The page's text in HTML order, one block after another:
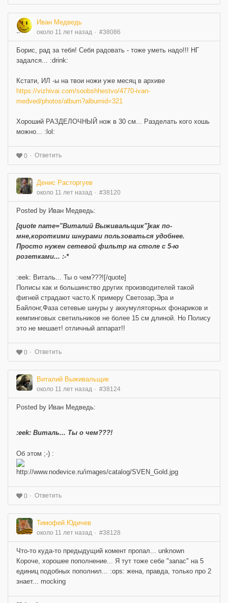
Иван Медведь
около 11 лет назад #38086
Борис, рад за тебя! Себя радовать - тоже уметь надо!!! НГ
задался... :drink:
Кстати, ИЛ -ы на твои ножи уже месяц в архиве
https://vizhivai.com/soobshhestvo/4770-ivan-
medved/photos/album?albumid=321
Хороший РАЗДЕЛОЧНЫЙ нож в 30 см... Разделать кого хошь
можно... :lol:
0 Ответить
Денис Расторгуев
около 11 лет назад #38120
Posted by Иван Медведь:
[quote name="Виталий Выживальщик"]как по-
мне,короткими шнурами пользоваться удобнее.
Просто нужен сетевой фильтр на столе с 5-ю
розетками... :-*
:eek: Виталь... Ты о чем???![/quote]
Полисы как и большинство других производителей такой
фигней страдают часто.К примеру Светозар,Эра и
Байлонг,Фаза сетевые шнуры у аккумуляторных фонариков и
кемпинговых светильников не более 15 см длиной. Но Полису
это не мешает! отличный аппарат!!
0 Ответить
Виталий Выживальщик
около 11 лет назад #38124
Posted by Иван Медведь:
:eek: Виталь... Ты о чем???!
Об этом ;-) :
0 Ответить
Тимофей Юдичев
около 11 лет назад #38128
Что-то куда-то предыдущий комент пропал... unknown
Короче, хорошее пополнение... Я тут тоже себе "запас" на 5
единиц подобных пополнил... :ops: жена, правда, только про 2
знает... mocking